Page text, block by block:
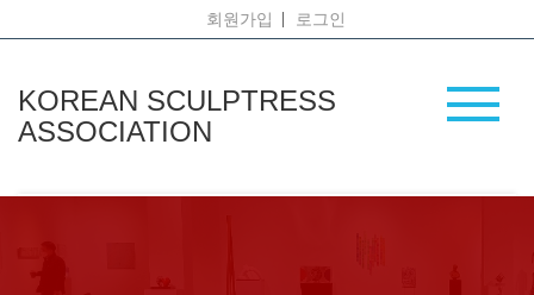
회원가입 로그인
KOREAN SCULPTRESS
ASSOCIATION